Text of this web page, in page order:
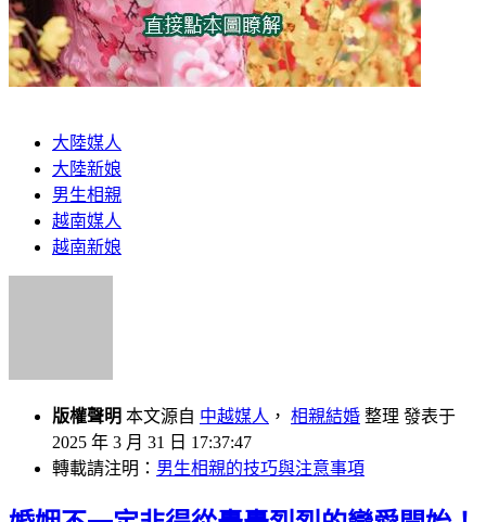
大陸媒人
大陸新娘
男生相親
越南媒人
越南新娘
版權聲明 本文源自 中越媒人 ， 相親結婚 整理 發表于
2025 年 3 月 31 日 17:37:47
轉載請注明： 男生相親的技巧與注意事項